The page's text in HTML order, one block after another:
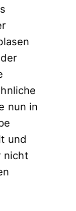
nun in
und
nicht